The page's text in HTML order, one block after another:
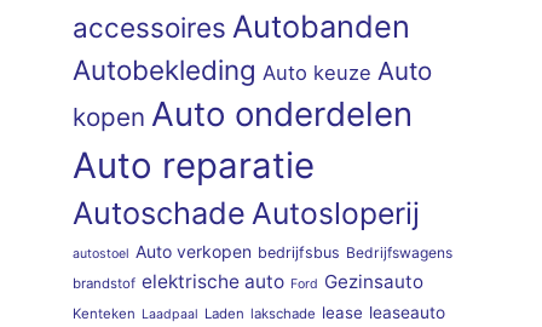
accessoires Autobanden
Autobekleding Auto keuze Auto
kopen Auto onderdelen
Auto reparatie
Autoschade Autosloperij
autostoel Auto verkopen bedrijfsbus Bedrijfswagens
brandstof elektrische auto Ford Gezinsauto
Kenteken Laadpaal Laden lakschade lease leaseauto